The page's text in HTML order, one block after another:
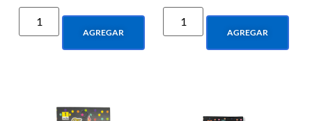
AGREGAR AGREGAR